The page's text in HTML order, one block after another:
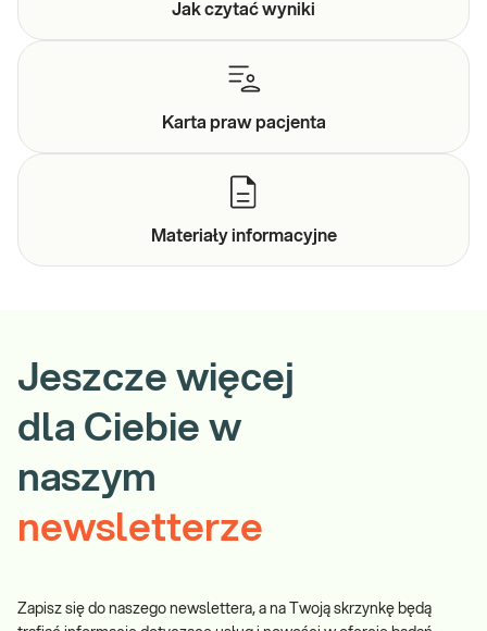
Jak czytaćwyniki
Karta prawpacjenta
Materiałyinformacyjne
Jeszcze więcej
dla Ciebie w
naszym
newsletterze
Zapisz się do naszego newslettera, a na Twoją skrzynkę będą